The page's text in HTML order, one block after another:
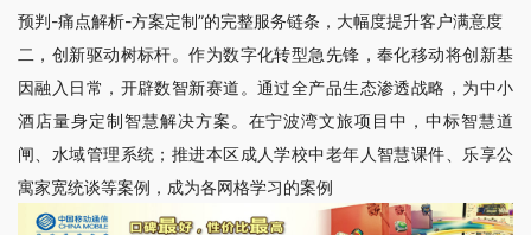
预判-痛点解析-方案定制”的完整服务链条，大幅度提升客户满意度
二，创新驱动树标杆。作为数字化转型急先锋，奉化移动将创新基
因融入日常，开辟数智新赛道。通过全产品生态渗透战略，为中小
酒店量身定制智慧解决方案。在宁波湾文旅项目中，中标智慧道
闸、水域管理系统；推进本区成人学校中老年人智慧课件、乐享公
寓家宽统谈等案例，成为各网格学习的案例